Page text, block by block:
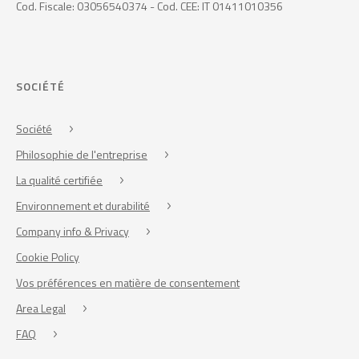
Cod. Fiscale: 03056540374 - Cod. CEE: IT 01411010356
SOCIÉTÉ
Société
Philosophie de l'entreprise
La qualité certifiée
Environnement et durabilité
Company info & Privacy
Cookie Policy
Vos préférences en matière de consentement
Area Legal
FAQ